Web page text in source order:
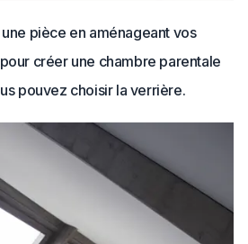
pièce en aménageant vos
créer une chambre parentale
pouvez choisir la verrière.